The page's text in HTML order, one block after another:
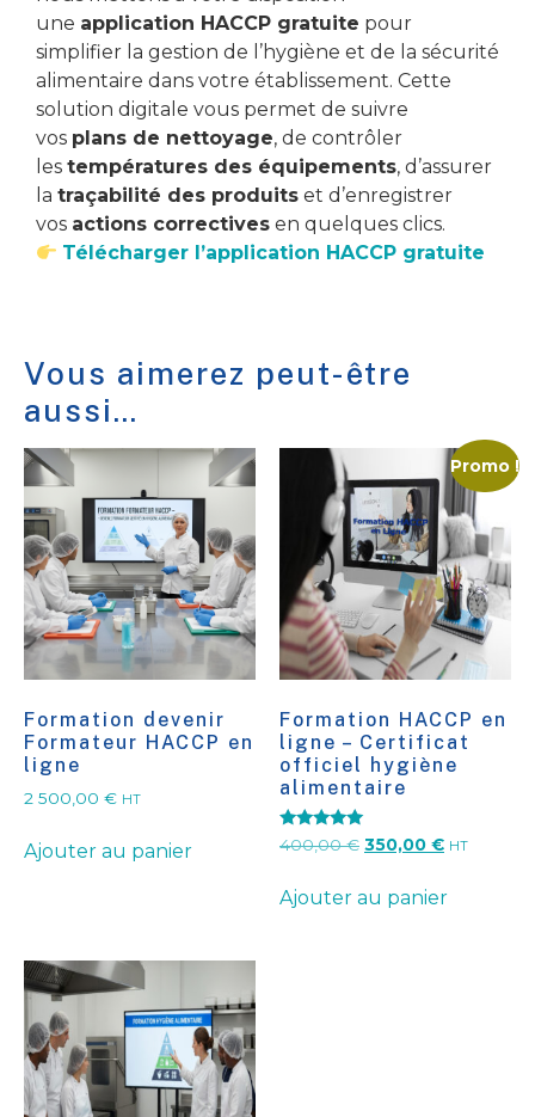
une application HACCP gratuite pour
simplifier la gestion de l’hygiène et de la sécurité
alimentaire dans votre établissement. Cette
solution digitale vous permet de suivre
vos plans de nettoyage, de contrôler
les températures des équipements, d’assurer
la traçabilité des produits et d’enregistrer
vos actions correctives en quelques clics.
Télécharger l’application HACCP gratuite
Vous aimerez peut-être
aussi…
Formation devenir
Formateur HACCP en
ligne
2 500,00 € HT
Ajouter au panier
Promo !
Formation HACCP en
ligne – Certificat
officiel hygiène
alimentaire
Note
5.00
400,00€ 350,00 € HT
Ajouter au panier